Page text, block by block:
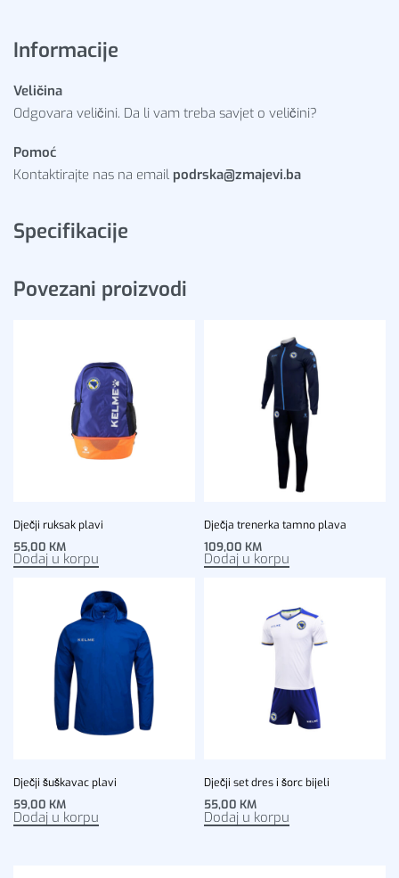
Informacije
Veličina
Odgovara veličini. Da li vam treba savjet o veličini?
Pomoć
Kontaktirajte nas na email podrska@zmajevi.ba
Specifikacije
Povezani proizvodi
Dječji ruksak plavi
55,00 KM
Dodaj u korpu
Dječja trenerka tamno plava
109,00 KM
Dodaj u korpu
Dječji šuškavac plavi
59,00 KM
Dodaj u korpu
Dječji set dres i šorc bijeli
55,00 KM
Dodaj u korpu